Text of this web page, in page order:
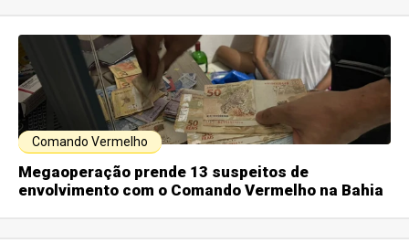
Comando Vermelho
Megaoperação prende 13 suspeitos de
envolvimento com o Comando Vermelho na Bahia